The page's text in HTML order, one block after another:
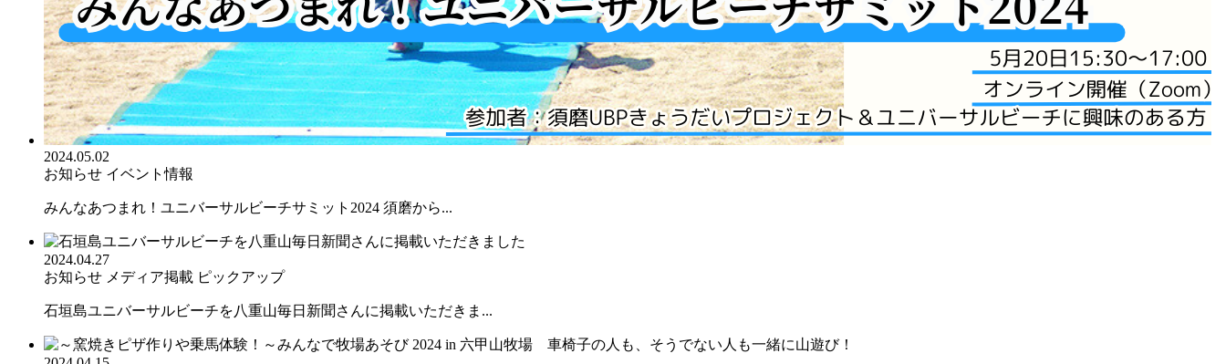
2024.05.02
お知らせ イベント情報
みんなあつまれ！ユニバーサルビーチサミット2024 須磨から...
2024.04.27
お知らせ メディア掲載 ピックアップ
石垣島ユニバーサルビーチを八重山毎日新聞さんに掲載いただきま...